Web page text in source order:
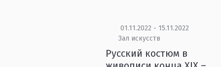
01.11.2022 - 15.11.2022
Зал искусств
Русский костюм в